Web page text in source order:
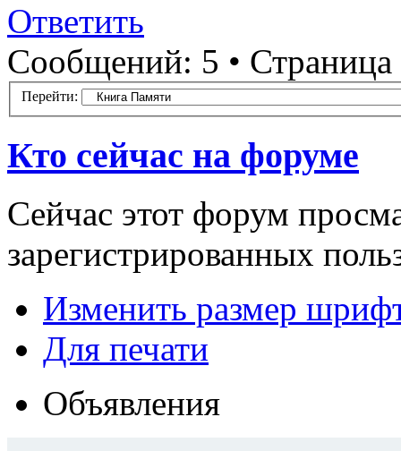
Ответить
Сообщений: 5 • Страница
Перейти:
Кто сейчас на форуме
Сейчас этот форум
зарегистрированных
Изменить размер
Для печати
Объявления